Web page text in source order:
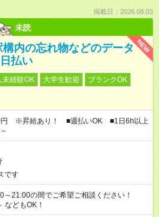
掲載日：2026.08.03
未読
NEW
構内の忘れ物などのデータ
払い
未経験OK 大学生歓迎
ブランクOK
円 ※昇給あり！ ■週払いOK ■1日6h以上
です
～21:00の間でご希望ご相談ください！
などもOK！